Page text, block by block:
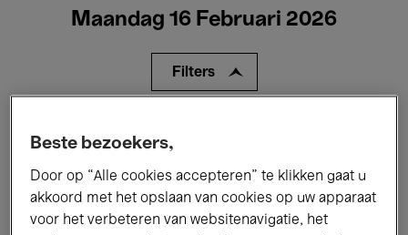
Maandag 16 Februari 2026
Filters
Tentoonstellingen Films
Performances Lezingen & Debatten
Beste bezoekers,
Door op “Alle cookies accepteren” te klikken gaat u
akkoord met het opslaan van cookies op uw apparaat
voor het verbeteren van websitenavigatie, het